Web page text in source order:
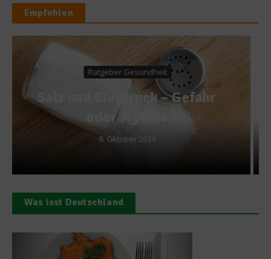
Empfohlen
News
Chef-Sache 2012 – Was
bringt die Zukunft für die
Haute Cuisine?
Was isst Deutschland